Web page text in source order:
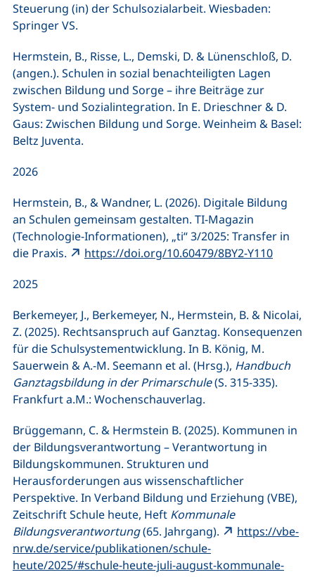
Steuerung (in) der Schulsozialarbeit. Wiesbaden:
Springer VS.
Hermstein, B., Risse, L., Demski, D. & Lünenschloß, D.
(angen.). Schulen in sozial benachteiligten Lagen
zwischen Bildung und Sorge – ihre Beiträge zur
System- und Sozialintegration. In E. Drieschner & D.
Gaus: Zwischen Bildung und Sorge. Weinheim & Basel:
Beltz Juventa.
2026
Hermstein, B., & Wandner, L. (2026). Digitale Bildung
an Schulen gemeinsam gestalten. TI-Magazin
(Technologie-Informationen), „ti“ 3/2025: Transfer in
die Praxis.
https://doi.org/10.60479/8BY2-Y110
2025
Berkemeyer, J., Berkemeyer, N., Hermstein, B. & Nicolai,
Z. (2025). Rechtsanspruch auf Ganztag. Konsequenzen
für die Schulsystementwicklung. In B. König, M.
Sauerwein & A.-M. Seemann et al. (Hrsg.), Handbuch
Ganztagsbildung in der Primarschule(S. 315-335).
Frankfurt a.M.: Wochenschauverlag.
Brüggemann, C. & Hermstein B. (2025). Kommunen in
der Bildungsverantwortung – Verantwortung in
Bildungskommunen. Strukturen und
Herausforderungen aus wissenschaftlicher
Perspektive. In Verband Bildung und Erziehung (VBE),
Zeitschrift Schule heute, Heft Kommunale
Bildungsverantwortung(65. Jahrgang).
https://vbe-
nrw.de/service/publikationen/schule-
heute/2025/#schule-heute-juli-august-kommunale-